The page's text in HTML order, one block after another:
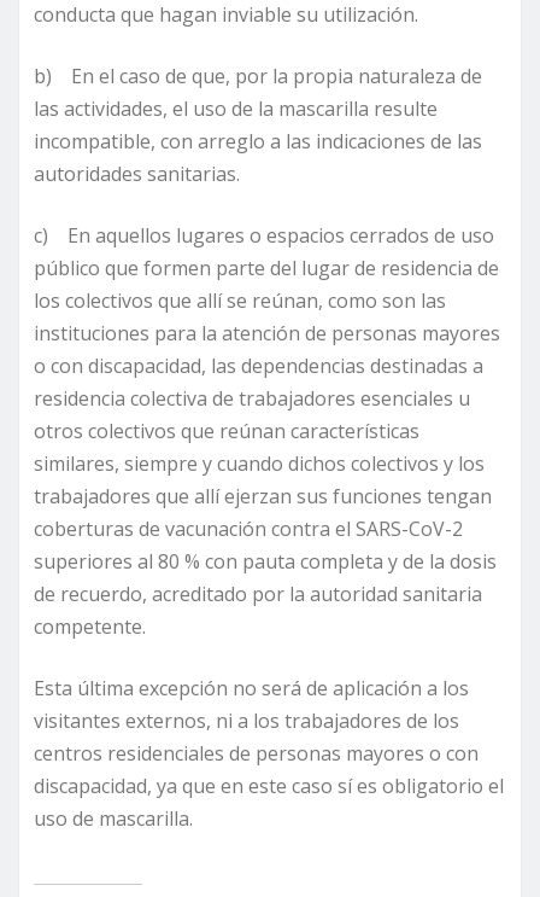
conducta que hagan inviable su utilización.
b) En el caso de que, por la propia naturaleza de
las actividades, el uso de la mascarilla resulte
incompatible, con arreglo a las indicaciones de las
autoridades sanitarias.
c) En aquellos lugares o espacios cerrados de uso
público que formen parte del lugar de residencia de
los colectivos que allí se reúnan, como son las
instituciones para la atención de personas mayores
o con discapacidad, las dependencias destinadas a
residencia colectiva de trabajadores esenciales u
otros colectivos que reúnan características
similares, siempre y cuando dichos colectivos y los
trabajadores que allí ejerzan sus funciones tengan
coberturas de vacunación contra el SARS-CoV-2
superiores al 80 % con pauta completa y de la dosis
de recuerdo, acreditado por la autoridad sanitaria
competente.
Esta última excepción no será de aplicación a los
visitantes externos, ni a los trabajadores de los
centros residenciales de personas mayores o con
discapacidad, ya que en este caso sí es obligatorio el
uso de mascarilla.